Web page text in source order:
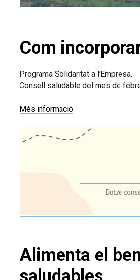
Com
Programa Solidaritat a l’Empresa.
Consell saludable del mes de
Més informació
Alimenta el